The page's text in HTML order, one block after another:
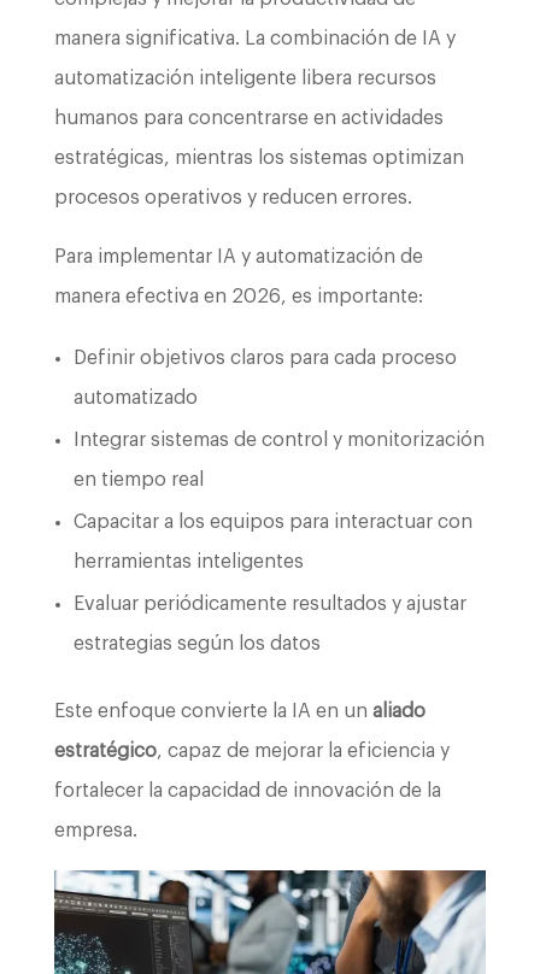
manera significativa. La combinación de IA y
automatización inteligente libera recursos
humanos para concentrarse en actividades
estratégicas, mientras los sistemas optimizan
procesos operativos y reducen errores.
Para implementar IA y automatización de
manera efectiva en 2026, es importante:
Definir objetivos claros para cada proceso
automatizado
Integrar sistemas de control y monitorización
en tiempo real
Capacitar a los equipos para interactuar con
herramientas inteligentes
Evaluar periódicamente resultados y ajustar
estrategias según los datos
Este enfoque convierte la IA en un aliado
estratégico, capaz de mejorar la eficiencia y
fortalecer la capacidad de innovación de la
empresa.